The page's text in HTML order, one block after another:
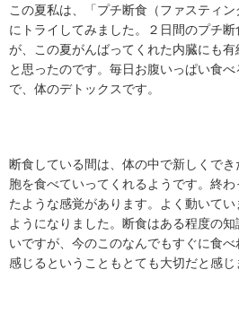
この夏私は、「プチ断食（ファスティン
にトライしてみました。２日間のプチ
が、この夏がんばってくれた内臓にも
と思ったのです。毎日お腹いっぱい食
で、体のデトックスです。
断食している間は、体の中で新しくで
胞を食べていってくれるようです。終
たような感覚があります。よく動いて
ようになりました。断食はある程度の
いですが、今のこのなんでもすぐに食
感じるということもとても大切だと感じ